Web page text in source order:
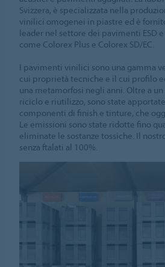
Svizzera, è specializzata nella
vinilici omogenei in piastre ed è
leader nel settore dei pavimenti ESD
come Colorex Plus e Colorex SD/EC.
I pavimenti vinilici sono una gamma
cui proprietà tecniche e il cui profilo
una metamorfosi negli anni. Oltre a
riciclo e riutilizzo, sono state
componenti di finish e tinture, che
Le emissioni sono state ridotte fino
eliminate le sostanze tossiche. Il
senza ftalati al 100%.